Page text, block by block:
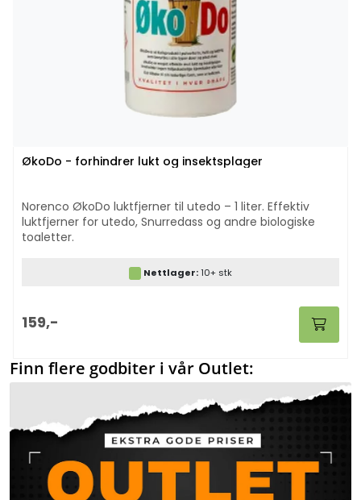
ØkoDo - forhindrer lukt og insektsplager
Norenco ØkoDo luktfjerner til utedo – 1 liter. Effektiv
luktfjerner for utedo, Snurredass og andre biologiske
toaletter.
Nettlager:10+ stk
159,-
Finn flere godbiter i vår Outlet: